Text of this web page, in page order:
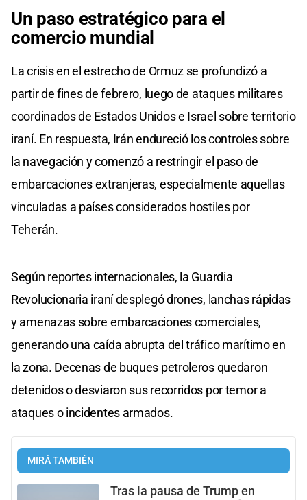
Un paso estratégico para el
comercio mundial
La crisis en el estrecho de Ormuz se profundizó a
partir de fines de febrero, luego de ataques militares
coordinados de Estados Unidos e Israel sobre territorio
iraní. En respuesta, Irán endureció los controles sobre
la navegación y comenzó a restringir el paso de
embarcaciones extranjeras, especialmente aquellas
vinculadas a países considerados hostiles por
Teherán.
Según reportes internacionales, la Guardia
Revolucionaria iraní desplegó drones, lanchas rápidas
y amenazas sobre embarcaciones comerciales,
generando una caída abrupta del tráfico marítimo en
la zona. Decenas de buques petroleros quedaron
detenidos o desviaron sus recorridos por temor a
ataques o incidentes armados.
MIRÁ TAMBIÉN
Tras la pausa de Trump en